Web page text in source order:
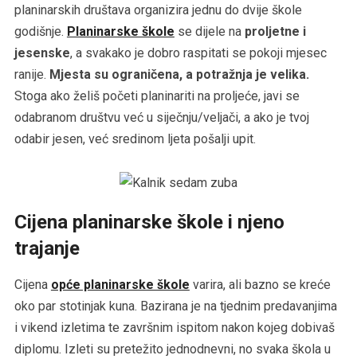
planinarskih društava organizira jednu do dvije škole
godišnje. Planinarske škole se dijele na proljetne i
jesenske, a svakako je dobro raspitati se pokoji mjesec
ranije. Mjesta su ograničena, a potražnja je velika.
Stoga ako želiš početi planinariti na proljeće, javi se
odabranom društvu već u siječnju/veljači, a ako je tvoj
odabir jesen, već sredinom ljeta pošalji upit.
Cijena planinarske škole i njeno
trajanje
Cijena opće planinarske škole varira, ali bazno se kreće
oko par stotinjak kuna. Bazirana je na tjednim predavanjima
i vikend izletima te završnim ispitom nakon kojeg dobivaš
diplomu. Izleti su pretežito jednodnevni, no svaka škola u